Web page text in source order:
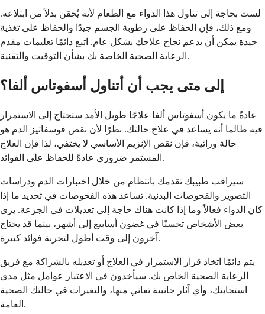
لست بحاجة إلى تناول هذا الدواء مع الطعام لأنه يُحقن بدلاً من ابتلاعه.
ومع ذلك، فإن الحفاظ على رطوبة الجسم جيدًا والحفاظ على تغذية
جيدة يمكن أن يدعم نجاح علاجك بشكل عام. اتبع دائمًا تعليمات مقدم
الرعاية الصحية الخاصة بك بشأن التوقيت والتقنية.
إلى متى يجب أن أتناول أسفوتاس ألفا؟
عادةً ما يكون أسفوتاس ألفا علاجًا طويل الأمد ستحتاج إلى الاستمرار
فيه طالما أنه يساعد في علاج حالتك. نظرًا لأن نقص فوسفاتيز الدم هو
حالة وراثية، فإن نقص الإنزيم الأساسي لا يختفي، لذا فإن العلاج
المستمر ضروري عادةً للحفاظ على الفوائد.
سيراقب طبيبك تقدمك بانتظام من خلال اختبارات الدم ودراسات
التصوير والفحوصات البدنية. تساعد هذه الفحوصات في تحديد ما إذا
كان الدواء فعالاً وما إذا كانت هناك حاجة إلى تعديلات في الجرعة. يرى
بعض الأشخاص تحسنًا في غضون أسابيع إلى أشهر، بينما قد يحتاج
آخرون إلى وقت أطول لتجربة فوائد كبيرة.
يتم دائمًا اتخاذ قرار الاستمرار في العلاج أو تعديله بالشراكة مع فريق
الرعاية الصحية الخاص بك. سيأخذون في الاعتبار عوامل مثل مدى
استجابتك، وأي آثار جانبية تعاني منها، والتغيرات في حالتك الصحية
العامة.